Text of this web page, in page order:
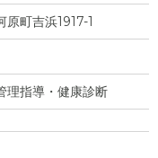
町吉浜1917-1
理指導・健康診断